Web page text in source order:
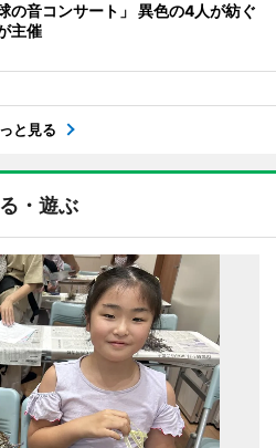
の音コンサート」 異色の4人が紡ぐ
主催
と見る
・遊ぶ